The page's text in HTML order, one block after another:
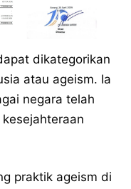
dikategorikan
atau ageism. Ia
negara telah
praktik ageism di